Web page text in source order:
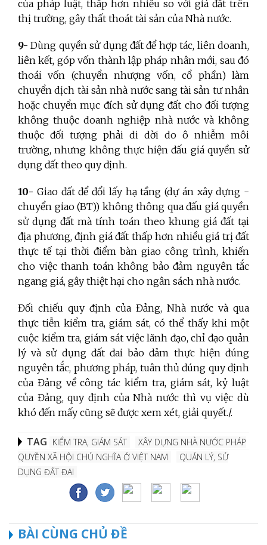
của pháp luật, thấp hơn nhiều so với giá đất trên
thị trường, gây thất thoát tài sản của Nhà nước.
9- Dùng quyền sử dụng đất để hợp tác, liên doanh,
liên kết, góp vốn thành lập pháp nhân mới, sau đó
thoái vốn (chuyển nhượng vốn, cổ phần) làm
chuyển dịch tài sản nhà nước sang tài sản tư nhân
hoặc chuyển mục đích sử dụng đất cho đối tượng
không thuộc doanh nghiệp nhà nước và không
thuộc đối tượng phải di dời do ô nhiễm môi
trường, nhưng không thực hiện đấu giá quyền sử
dụng đất theo quy định.
10- Giao đất để đổi lấy hạ tầng (dự án xây dựng -
chuyển giao (BT)) không thông qua đấu giá quyền
sử dụng đất mà tính toán theo khung giá đất tại
địa phương, định giá đất thấp hơn nhiều giá trị đất
thực tế tại thời điểm bàn giao công trình, khiến
cho việc thanh toán không bảo đảm nguyên tắc
ngang giá, gây thiệt hại cho ngân sách nhà nước.
Đối chiếu quy định của Đảng, Nhà nước và qua
thực tiễn kiểm tra, giám sát, có thể thấy khi một
cuộc kiểm tra, giám sát việc lãnh đạo, chỉ đạo quản
lý và sử dụng đất đai bảo đảm thực hiện đúng
nguyên tắc, phương pháp, tuân thủ đúng quy định
của Đảng về công tác kiểm tra, giám sát, kỷ luật
của Đảng, quy định của Nhà nước thì vụ việc dù
khó đến mấy cũng sẽ được xem xét, giải quyết./.
TAG KIỂM TRA, GIÁM SÁT
XÂY DỰNG NHÀ NƯỚC PHÁP
QUYỀN XÃ HỘI CHỦ NGHĨA Ở VIỆT NAM
QUẢN LÝ, SỬ
DỤNG ĐẤT ĐAI
BÀI CÙNG CHỦ ĐỀ